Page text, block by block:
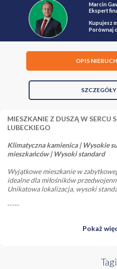
Marcin
Ekspert
Kupujesz
Porównaj
OPIS
MIESZKANIE Z DUSZĄ W SERCU
LUBECKIEGO
Klimatyczna kamienica | Wysokie
mieszkańców | Wysoki standard
Wyjątkowe mieszkanie w
idealne dla miłośników
Unikatowa lokalizacja, wysoki
*****
* częściowo wydzielona sypialnia,
Pokaż
Tagi